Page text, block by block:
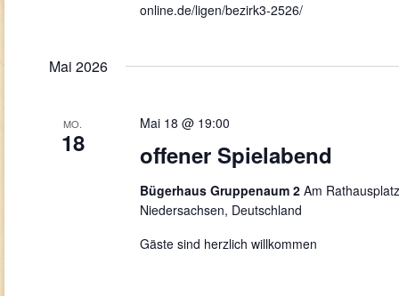
online.de/ligen/bezirk3-2526/
Mai 2026
MO.
18 offener Spielabend
Mai 18 @ 19:00
Bügerhaus Gruppenaum 2 Am
Niedersachsen, Deutschland
Gäste sind herzlich willkommen